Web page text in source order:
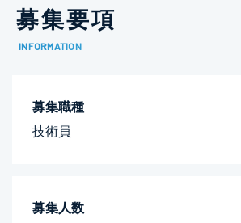
募集要項
募集職種
技術員
募集人数